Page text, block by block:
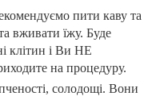
пити каву та
вживати їжу. Буде
клітин і Ви НЕ
на процедуру.
солодощі. Вони